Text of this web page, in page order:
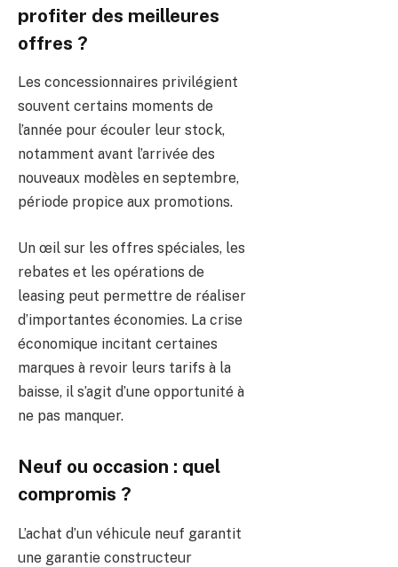
profiter des meilleures
offres ?
Les concessionnaires privilégient
souvent certains moments de
l’année pour écouler leur stock,
notamment avant l’arrivée des
nouveaux modèles en septembre,
période propice aux promotions.
Un œil sur les offres spéciales, les
rebates et les opérations de
leasing peut permettre de réaliser
d’importantes économies. La crise
économique incitant certaines
marques à revoir leurs tarifs à la
baisse, il s’agit d’une opportunité à
ne pas manquer.
Neuf ou occasion : quel
compromis ?
L’achat d’un véhicule neuf garantit
une garantie constructeur